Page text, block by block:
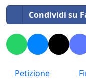
Condividi su
Petizione